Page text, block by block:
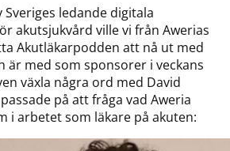
Sveriges ledande digitala
akutsjukvård ville vi från Awerias
Akutläkarpodden att nå ut med
är med som sponsorer i veckans
växla några ord med David
på att fråga vad Aweria
i arbetet som läkare på akuten: